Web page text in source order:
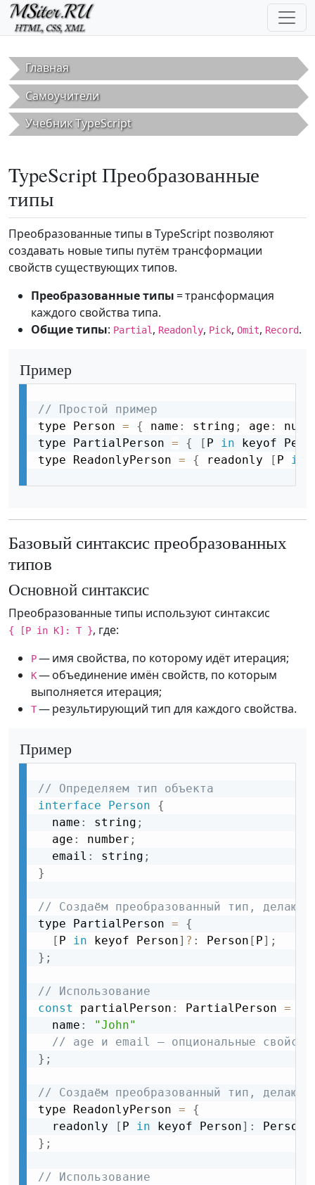
Перейти к основному содержанию
Главная
Самоучители
Учебник TypeScript
TypeScript Преобразованные
типы
Преобразованные типы в TypeScript позволяют
создавать новые типы путём трансформации
свойств существующих типов.
Преобразованные типы= трансформация
каждого свойства типа.
Общие типы: Partial , Readonly, Pick, Omit, Record.
Пример
// Простой пример
type Person = { name : string ; age :
type PartialPerson = { [ P in keyof
type ReadonlyPerson = { readonly [ P in
Базовый синтаксис преобразованных
типов
Основной синтаксис
Преобразованные типы используют синтаксис
{ [P in K]: T }, где:
P— имя свойства, по которому идёт итерация;
K— объединение имён свойств, по которым
выполняется итерация;
T— результирующий тип для каждого свойства.
Пример
// Определяем тип объекта
interface
Person
{
  name
: string ;
  age
: number ;
  email
: string ;
}
// Создаём преобразованный тип,
type PartialPerson =
{
[ P in keyof Person] ? : Person [ P] ;
} ;
// Использование
const
partialPerson : PartialPerson =
  name
:
"John"
// age и email — опциональные
} ;
// Создаём преобразованный тип,
type ReadonlyPerson =
{
  readonly
[ P in keyof Person] : Person
} ;
// Использование